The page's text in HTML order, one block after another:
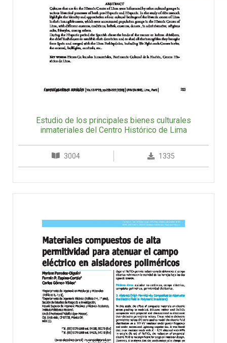
Estudio de los principales bienes culturales
inmateriales del Centro Histórico de Lima
3004 1335